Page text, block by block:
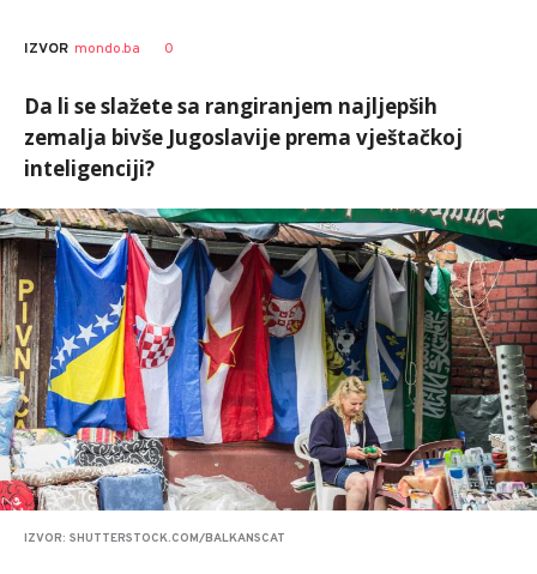
IZVOR mondo.ba 0
Da li se slažete sa rangiranjem najljepših
zemalja bivše Jugoslavije prema vještačkoj
inteligenciji?
IZVOR: SHUTTERSTOCK.COM/BALKANSCAT